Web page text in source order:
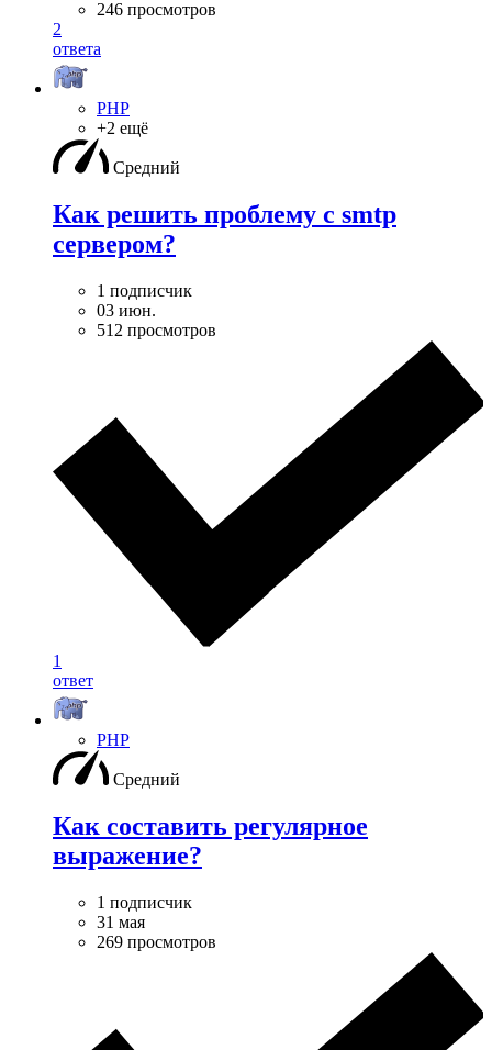
246 просмотров
2
ответа
PHP
+2 ещё
Средний
Как решить проблему с smtp
сервером?
1 подписчик
03 июн.
512 просмотров
1
ответ
PHP
Средний
Как составить регулярное
выражение?
1 подписчик
31 мая
269 просмотров